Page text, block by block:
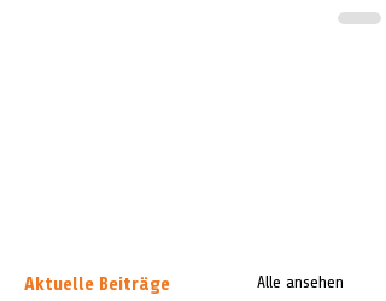
Aktuelle Beiträge Alle ansehen